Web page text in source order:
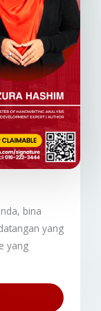
bina
yang
yang